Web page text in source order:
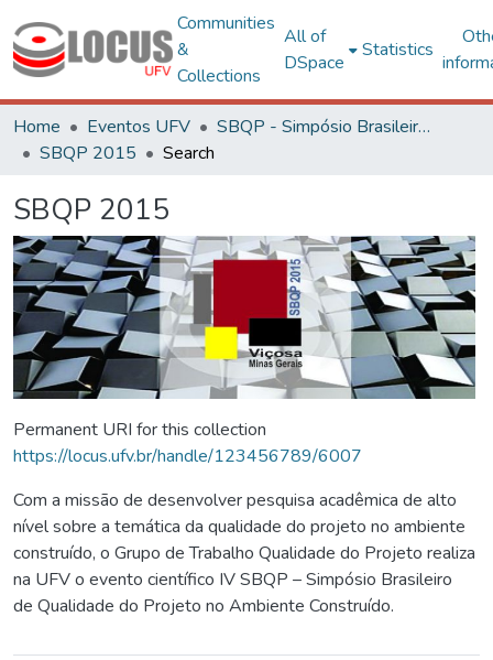
Communities
&
Collections
All of
DSpace
Statistics
Home Eventos UFV
SBQP - Simpósio Brasileiro de Qualidade do Projeto no Ambiente Construído
SBQP 2015
Search
SBQP 2015
Permanent URI for this collection
https://locus.ufv.br/handle/123456789/6007
Com a missão de desenvolver pesquisa acadêmica de alto
nível sobre a temática da qualidade do projeto no ambiente
construído, o Grupo de Trabalho Qualidade do Projeto realiza
na UFV o evento científico IV SBQP – Simpósio Brasileiro
de Qualidade do Projeto no Ambiente Construído.